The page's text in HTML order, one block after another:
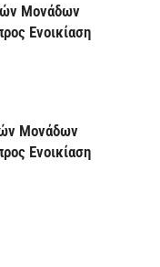
Μονάδων
Ενοικίαση
Μονάδων
Ενοικίαση